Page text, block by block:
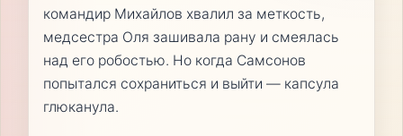
командир Михайлов хвалил за меткость,
медсестра Оля зашивала рану и смеялась
над его робостью. Но когда Самсонов
попытался сохраниться и выйти — капсула
глюканула.